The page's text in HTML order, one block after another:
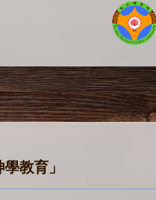
教育」